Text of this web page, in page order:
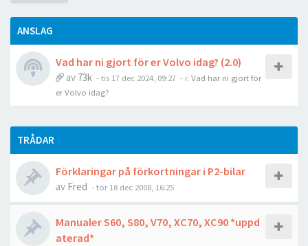
ANSLAG
Vad har ni gjort för er Volvo idag? (2.0)
av 73k - tis 17 dec 2024, 09:27 - i: Vad har ni gjort för
er Volvo idag?
TRÅDAR
Förklaringar på förkortningar i P2-bilar
av Fred - tor 18 dec 2008, 16:25
Manualer S60, S80, V70, XC70, XC90 *uppd
aterad*